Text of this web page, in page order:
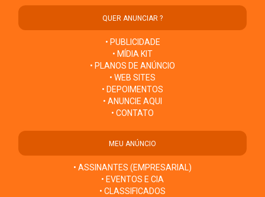
QUER ANUNCIAR ?
• PUBLICIDADE
• MÍDIA KIT
• PLANOS DE ANÚNCIO
• WEB SITES
• DEPOIMENTOS
• ANUNCIE AQUI
• CONTATO
MEU ANÚNCIO
• ASSINANTES (EMPRESARIAL)
• EVENTOS E CIA
• CLASSIFICADOS